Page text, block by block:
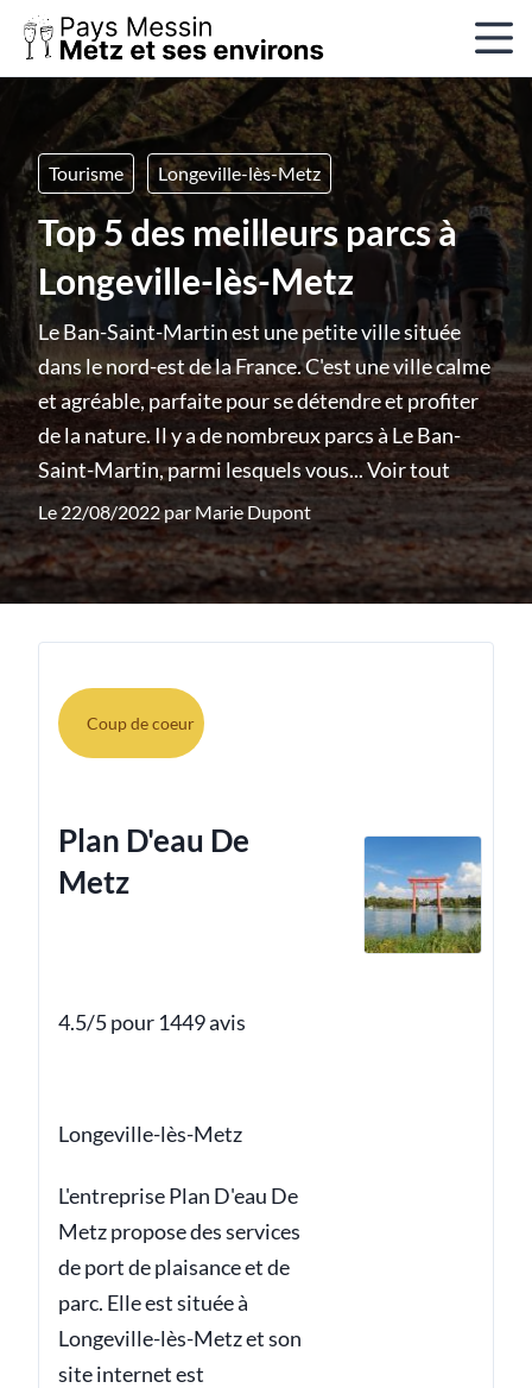
Tourisme Longeville-lès-Metz
Top 5 des meilleurs parcs à
Longeville-lès-Metz
Le Ban-Saint-Martin est une petite ville située
dans le nord-est de la France. C'est une ville calme
et agréable, parfaite pour se détendre et profiter
de la nature. Il y a de nombreux parcs à Le Ban-
Saint-Martin, parmi lesquels vous...Voir tout
Le 22/08/2022 par Marie Dupont
Coup de coeur
Plan D'eau De
Metz
4.5/5 pour 1449 avis
Longeville-lès-Metz
L'entreprise Plan D'eau De
Metz propose des services
de port de plaisance et de
parc. Elle est située à
Longeville-lès-Metz et son
site internet est